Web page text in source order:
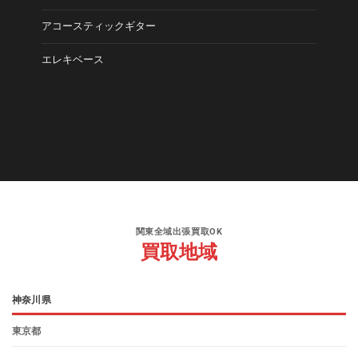
アコースティックギター
エレキベース
関東全域出張買取OK
買取地域
神奈川県
東京都